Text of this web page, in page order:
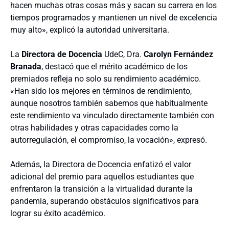
hacen muchas otras cosas más y sacan su carrera en los
tiempos programados y mantienen un nivel de excelencia
muy alto», explicó la autoridad universitaria.
La Directora de Docencia UdeC, Dra. Carolyn Fernández
Branada, destacó que el mérito académico de los
premiados refleja no solo su rendimiento académico.
«Han sido los mejores en términos de rendimiento,
aunque nosotros también sabemos que habitualmente
este rendimiento va vinculado directamente también con
otras habilidades y otras capacidades como la
autorregulación, el compromiso, la vocación», expresó.
Además, la Directora de Docencia enfatizó el valor
adicional del premio para aquellos estudiantes que
enfrentaron la transición a la virtualidad durante la
pandemia, superando obstáculos significativos para
lograr su éxito académico.